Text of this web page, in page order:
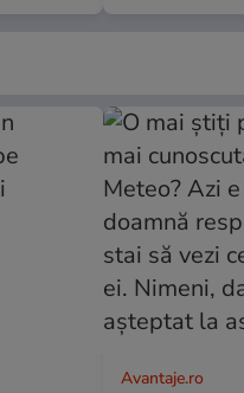
Avantaje.ro